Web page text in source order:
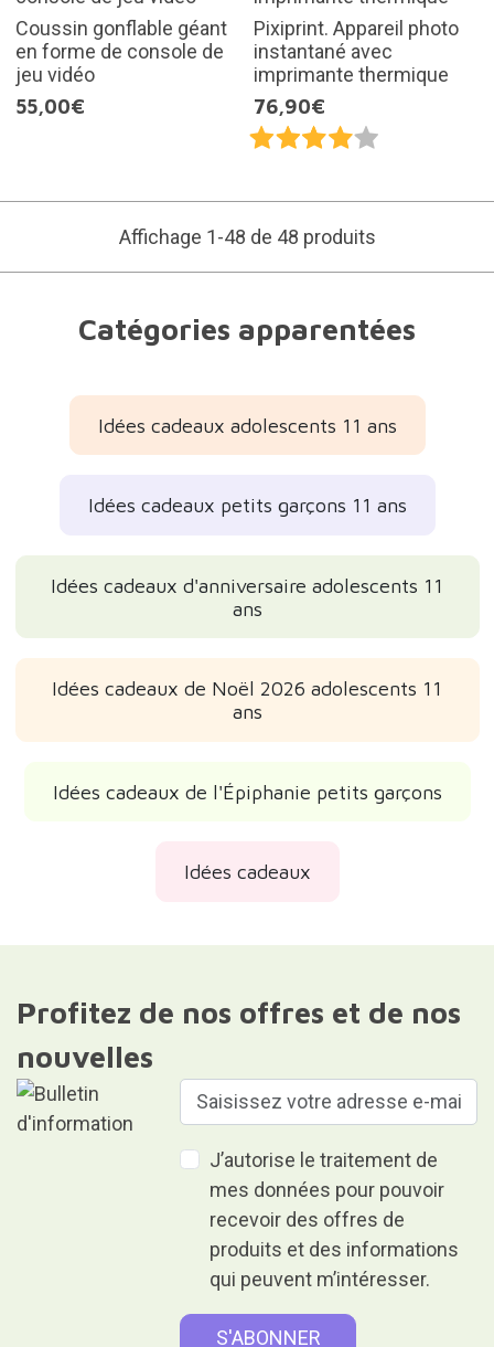
Coussin gonflable géant
en forme de console de
jeu vidéo
55,00€
Pixiprint. Appareil photo
instantané avec
imprimante thermique
76,90€
Affichage 1-48 de 48 produits
Catégories apparentées
Idées cadeaux adolescents 11 ans
Idées cadeaux petits garçons 11 ans
Idées cadeaux d'anniversaire adolescents 11
ans
Idées cadeaux de Noël 2026 adolescents 11
ans
Idées cadeaux de l'Épiphanie petits garçons
Idées cadeaux
Profitez de nos offres et de nos
nouvelles
J’autorise le traitement de
mes données pour pouvoir
recevoir des offres de
produits et des informations
qui peuvent m’intéresser.